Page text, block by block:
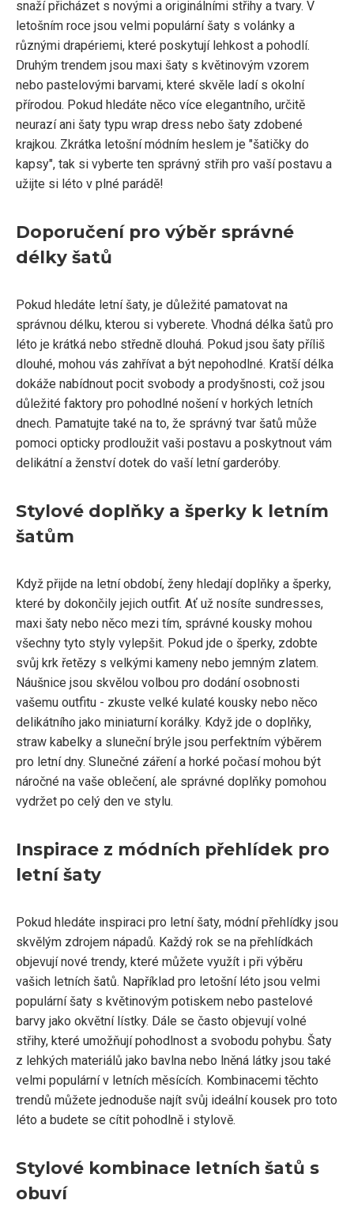
snaží přicházet s novými a originálními střihy a tvary. V
letošním roce jsou velmi populární šaty s volánky a
různými drapériemi, které poskytují lehkost a pohodlí.
Druhým trendem jsou maxi šaty s květinovým vzorem
nebo pastelovými barvami, které skvěle ladí s okolní
přírodou. Pokud hledáte něco více elegantního, určitě
neurazí ani šaty typu wrap dress nebo šaty zdobené
krajkou. Zkrátka letošní módním heslem je "šatičky do
kapsy", tak si vyberte ten správný střih pro vaší postavu a
užijte si léto v plné parádě!
Doporučení pro výběr správné
délky šatů
Pokud hledáte letní šaty, je důležité pamatovat na
správnou délku, kterou si vyberete. Vhodná délka šatů pro
léto je krátká nebo středně dlouhá. Pokud jsou šaty příliš
dlouhé, mohou vás zahřívat a být nepohodlné. Kratší délka
dokáže nabídnout pocit svobody a prodyšnosti, což jsou
důležité faktory pro pohodlné nošení v horkých letních
dnech. Pamatujte také na to, že správný tvar šatů může
pomoci opticky prodloužit vaši postavu a poskytnout vám
delikátní a ženství dotek do vaší letní garderóby.
Stylové doplňky a šperky k letním
šatům
Když přijde na letní období, ženy hledají doplňky a šperky,
které by dokončily jejich outfit. Ať už nosíte sundresses,
maxi šaty nebo něco mezi tím, správné kousky mohou
všechny tyto styly vylepšit. Pokud jde o šperky, zdobte
svůj krk řetězy s velkými kameny nebo jemným zlatem.
Náušnice jsou skvělou volbou pro dodání osobnosti
vašemu outfitu - zkuste velké kulaté kousky nebo něco
delikátního jako miniaturní korálky. Když jde o doplňky,
straw kabelky a sluneční brýle jsou perfektním výběrem
pro letní dny. Slunečné záření a horké počasí mohou být
náročné na vaše oblečení, ale správné doplňky pomohou
vydržet po celý den ve stylu.
Inspirace z módních přehlídek pro
letní šaty
Pokud hledáte inspiraci pro letní šaty, módní přehlídky jsou
skvělým zdrojem nápadů. Každý rok se na přehlídkách
objevují nové trendy, které můžete využít i při výběru
vašich letních šatů. Například pro letošní léto jsou velmi
populární šaty s květinovým potiskem nebo pastelové
barvy jako okvětní lístky. Dále se často objevují volné
střihy, které umožňují pohodlnost a svobodu pohybu. Šaty
z lehkých materiálů jako bavlna nebo lněná látky jsou také
velmi populární v letních měsících. Kombinacemi těchto
trendů můžete jednoduše najít svůj ideální kousek pro toto
léto a budete se cítit pohodlně i stylově.
Stylové kombinace letních šatů s
obuví